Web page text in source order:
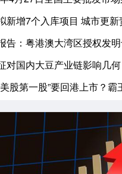
7个入库项目 城市更新责任清单更
澳大湾区授权发明专利占全国的比重超
豆产业链影响几何？业内人士：整体有限
第一股”要回港上市？霸王茶姬回